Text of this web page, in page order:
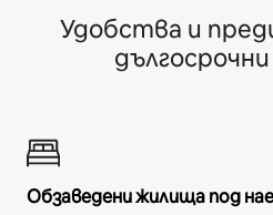
Удобства и
Обзаведени жилища под